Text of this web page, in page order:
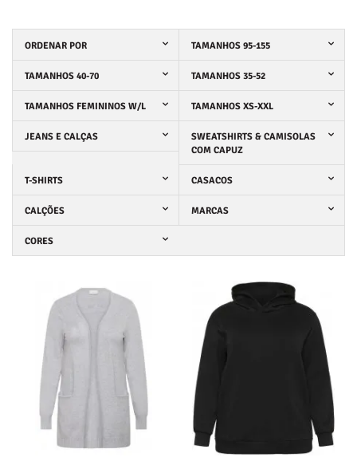
ORDENAR POR TAMANHOS 95-155
TAMANHOS 40-70 TAMANHOS 35-52
TAMANHOS FEMININOS W/L TAMANHOS XS-XXL
JEANS E CALÇAS
SWEATSHIRTS & CAMISOLAS
COM CAPUZ
T-SHIRTS CASACOS
CALÇÕES MARCAS
CORES